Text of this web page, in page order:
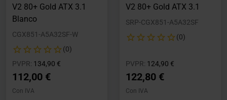
V2 80+ Gold ATX 3.1
Blanco
CGX851-A5A32SF-W
(0)
PVPR: Precio rebajado desde
134,90 €
112,00 €
Con IVA
V2 80+ Gold ATX 3.1
SRP-CGX851-A5A32SF
(0)
PVPR: Precio rebajado desde
124,90 €
122,80 €
Con IVA